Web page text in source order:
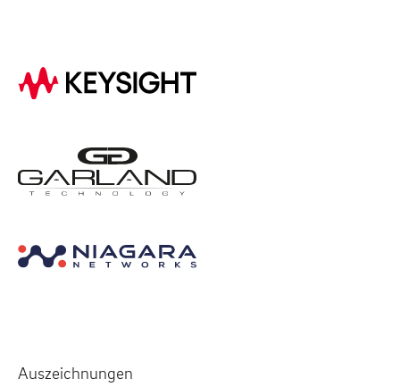
Auszeichnungen